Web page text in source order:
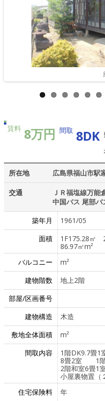
賃料 8万円 間取 8DK
所在地 広島県福山市駅
交通
ＪＲ福塩線万能
中国バス 尾部
築年月
1961/05
面積
1F175.28㎡
86.97㎡m²
バルコニー m²
建物階数
地上2階
部屋/区画番号
建物構造
木造
敷地全体面積
m²
間取内容
1階DK9.7
8畳2室 1階
2階和室
小屋裏物置（
住宅保険料
年